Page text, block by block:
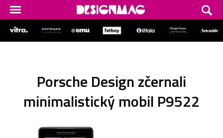
Porsche Design zčernali
minimalistický mobil P9522